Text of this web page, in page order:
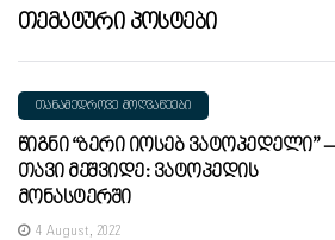
Თემატური Პოსტები
ᲗᲐᲜᲐᲛᲔᲓᲠᲝᲕᲔ ᲛᲝᲦᲕᲐᲬᲔᲔᲑᲘ
Წიგნი “ბერი Იოსებ Ვატოპედელი” –
Თავი Მეშვიდე: Ვატოპედის
Მონასტერში
4 August, 2022